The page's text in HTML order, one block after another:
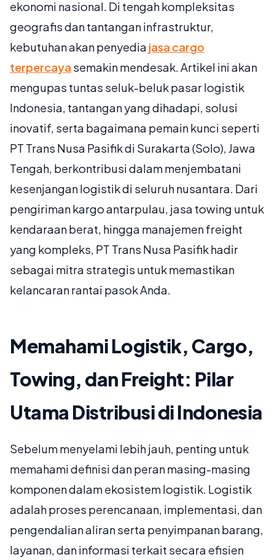
ekonomi nasional. Di tengah kompleksitas
geografis dan tantangan infrastruktur,
kebutuhan akan penyedia jasa cargo
terpercaya semakin mendesak. Artikel ini akan
mengupas tuntas seluk-beluk pasar logistik
Indonesia, tantangan yang dihadapi, solusi
inovatif, serta bagaimana pemain kunci seperti
PT Trans Nusa Pasifik di Surakarta (Solo), Jawa
Tengah, berkontribusi dalam menjembatani
kesenjangan logistik di seluruh nusantara. Dari
pengiriman kargo antarpulau, jasa towing untuk
kendaraan berat, hingga manajemen freight
yang kompleks, PT Trans Nusa Pasifik hadir
sebagai mitra strategis untuk memastikan
kelancaran rantai pasok Anda.
Memahami Logistik, Cargo,
Towing, dan Freight: Pilar
Utama Distribusi di Indonesia
Sebelum menyelami lebih jauh, penting untuk
memahami definisi dan peran masing-masing
komponen dalam ekosistem logistik. Logistik
adalah proses perencanaan, implementasi, dan
pengendalian aliran serta penyimpanan barang,
layanan, dan informasi terkait secara efisien